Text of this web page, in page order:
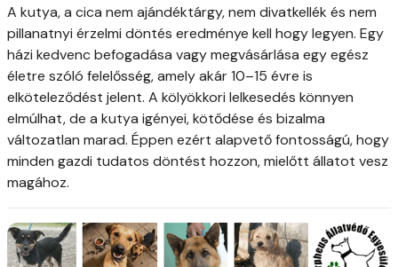
A kutya, a cica nem ajándéktárgy, nem divatkellék és nem
pillanatnyi érzelmi döntés eredménye kell hogy legyen. Egy
házi kedvenc befogadása vagy megvásárlása egy egész
életre szóló felelősség, amely akár 10–15 évre is
elköteleződést jelent. A kölyökkori lelkesedés könnyen
elmúlhat, de a kutya igényei, kötődése és bizalma
változatlan marad. Éppen ezért alapvető fontosságú, hogy
minden gazdi tudatos döntést hozzon, mielőtt állatot vesz
magához.